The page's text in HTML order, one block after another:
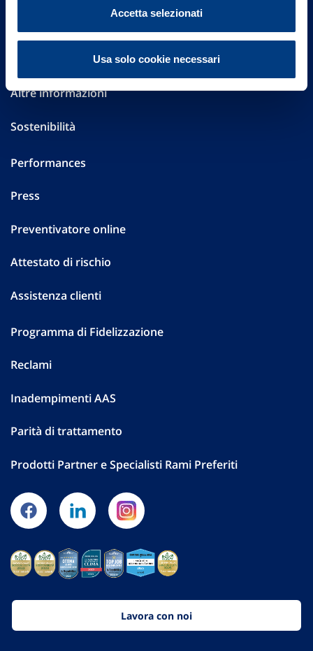
Accetta selezionati
Usa solo cookie necessari
Investor Relations
Altre informazioni
Sostenibilità
Performances
Press
Preventivatore online
Attestato di rischio
Assistenza clienti
Programma di Fidelizzazione
Reclami
Inadempimenti AAS
Parità di trattamento
Prodotti Partner e Specialisti Rami Preferiti
Lavora con noi